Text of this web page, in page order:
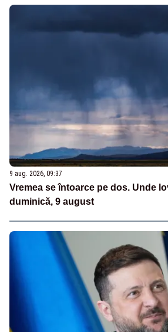
9 aug. 2026, 09:37
Vremea se întoarce pe dos. Unde
duminică, 9 august